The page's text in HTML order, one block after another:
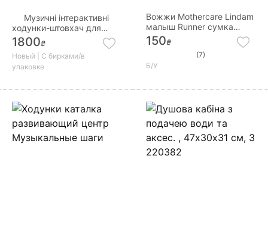
Музичні інтерактивні
ходунки-штовхач для
дітей Fisher Price Левеня
1800₴
Новый | С бирками/в
упаковке
Вожжи Mothercare Lindam
малыш Runner сумка
рюкзак и поводья
150₴
(7)
Б/У